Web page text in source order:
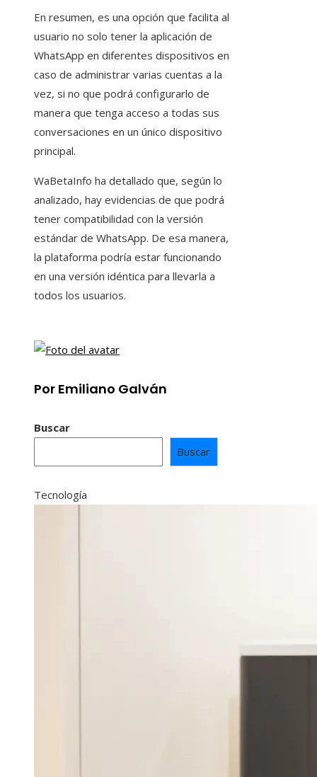
En resumen, es una opción que facilita al
usuario no solo tener la aplicación de
WhatsApp en diferentes dispositivos en
caso de administrar varias cuentas a la
vez, si no que podrá configurarlo de
manera que tenga acceso a todas sus
conversaciones en un único dispositivo
principal.
WaBetaInfo ha detallado que, según lo
analizado, hay evidencias de que podrá
tener compatibilidad con la versión
estándar de WhatsApp. De esa manera,
la plataforma podría estar funcionando
en una versión idéntica para llevarla a
todos los usuarios.
Por Emiliano Galván
Buscar
Buscar
Tecnología